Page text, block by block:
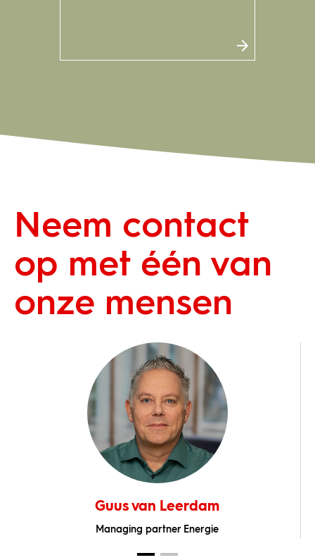
Neem contact
op met één van
onze mensen
Guus van Leerdam
Managing partner Energie